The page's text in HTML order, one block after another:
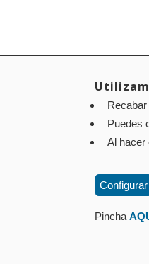
Aviso legal
:
Puedes
Al hacer
Configurar
Pincha